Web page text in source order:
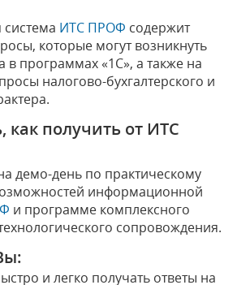
ИТС ПРОФ содержит
которые могут возникнуть
в программах «1С», а также на
налогово-бухгалтерского и
как получить от ИТС
демо-день по практическому
информационной
и программе комплексного
сопровождения.
и легко получать ответы на